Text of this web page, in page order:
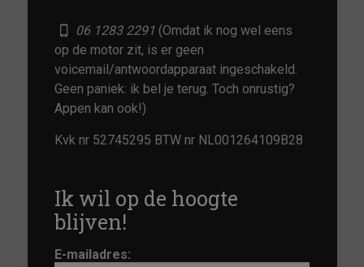
06 1283 2291 (Omdat ik nog wel eens
op de motor zit, is er geen
voicemail/antwoordapparaat ingeschakeld.
Geen paniek: ik bel je terug. Toch onrustig?
Appen kan ook!)
Kvk nr 52745295 BTW nr NL001264109B28
Ik wil op de hoogte
blijven!
E-mailadres: